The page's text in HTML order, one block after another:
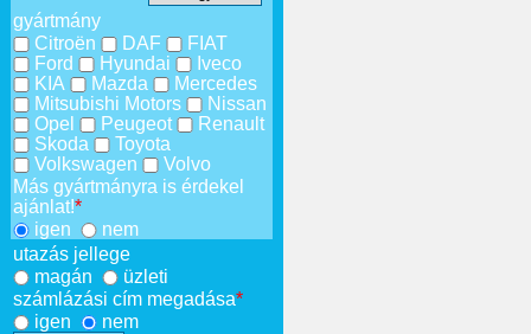
gyártmány
Citroën
DAF
FIAT
Ford
Hyundai
Iveco
KIA
Mazda
Mercedes
Mitsubishi Motors
Nissan
Opel
Peugeot
Renault
Skoda
Toyota
Volkswagen
Volvo
Más gyártmányra is érdekel
ajánlat!*
igen
nem
utazás jellege
magán
üzleti
számlázási cím megadása*
igen
nem